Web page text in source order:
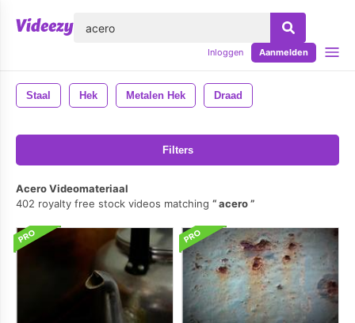
Inloggen Aanmelden
Staal Hek Metalen Hek Draad
Filters
Acero Videomateriaal
402 royalty free stock videos matching
acero